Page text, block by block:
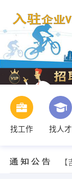
找工作 找人才